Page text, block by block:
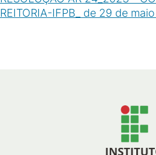
REITORIA-IFPB_ de 29 de